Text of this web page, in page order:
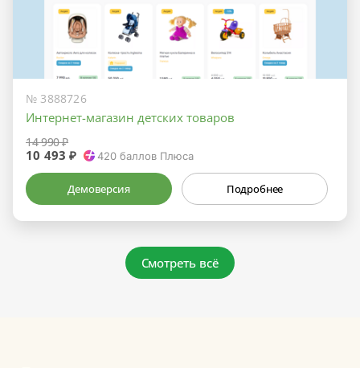
№ 3888726
Интернет-магазин детских товаров
14 990 ₽
10 493 ₽ 420баллов Плюса
Демоверсия Подробнее
Смотреть всё